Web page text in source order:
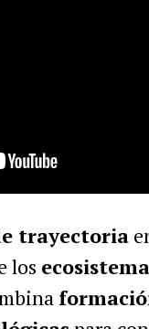
trayectoria
los